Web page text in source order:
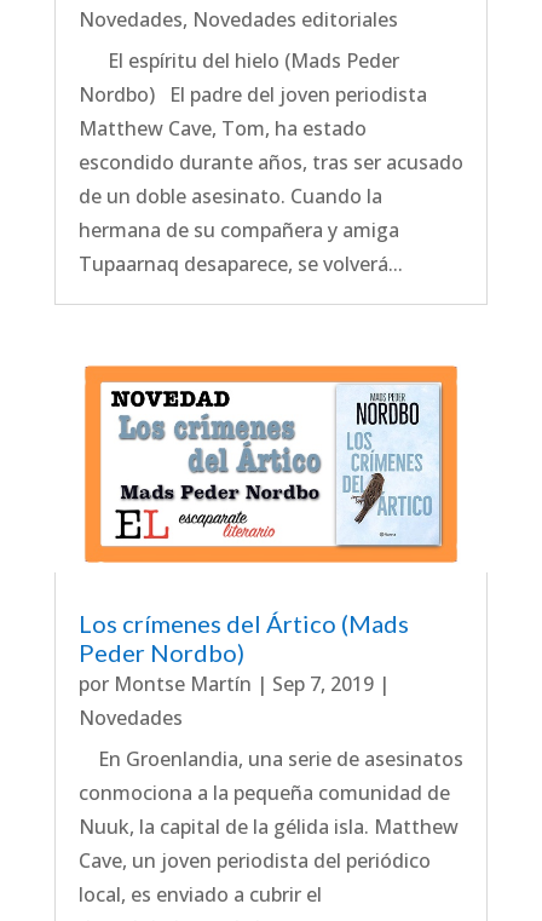
Novedades, Novedades editoriales
El espíritu del hielo (Mads Peder
Nordbo) El padre del joven periodista
Matthew Cave, Tom, ha estado
escondido durante años, tras ser acusado
de un doble asesinato. Cuando la
hermana de su compañera y amiga
Tupaarnaq desaparece, se volverá...
Los crímenes del Ártico (Mads
Peder Nordbo)
por Montse Martín | Sep 7, 2019|
Novedades
En Groenlandia, una serie de asesinatos
conmociona a la pequeña comunidad de
Nuuk, la capital de la gélida isla. Matthew
Cave, un joven periodista del periódico
local, es enviado a cubrir el